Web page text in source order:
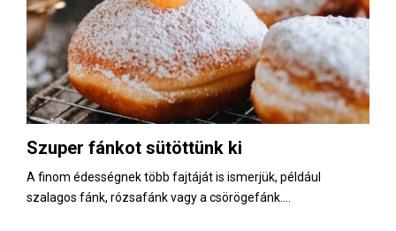
Szuper fánkot sütöttünk ki
A finom édességnek több fajtáját is ismerjük, például
szalagos fánk, rózsafánk vagy a csörögefánk....